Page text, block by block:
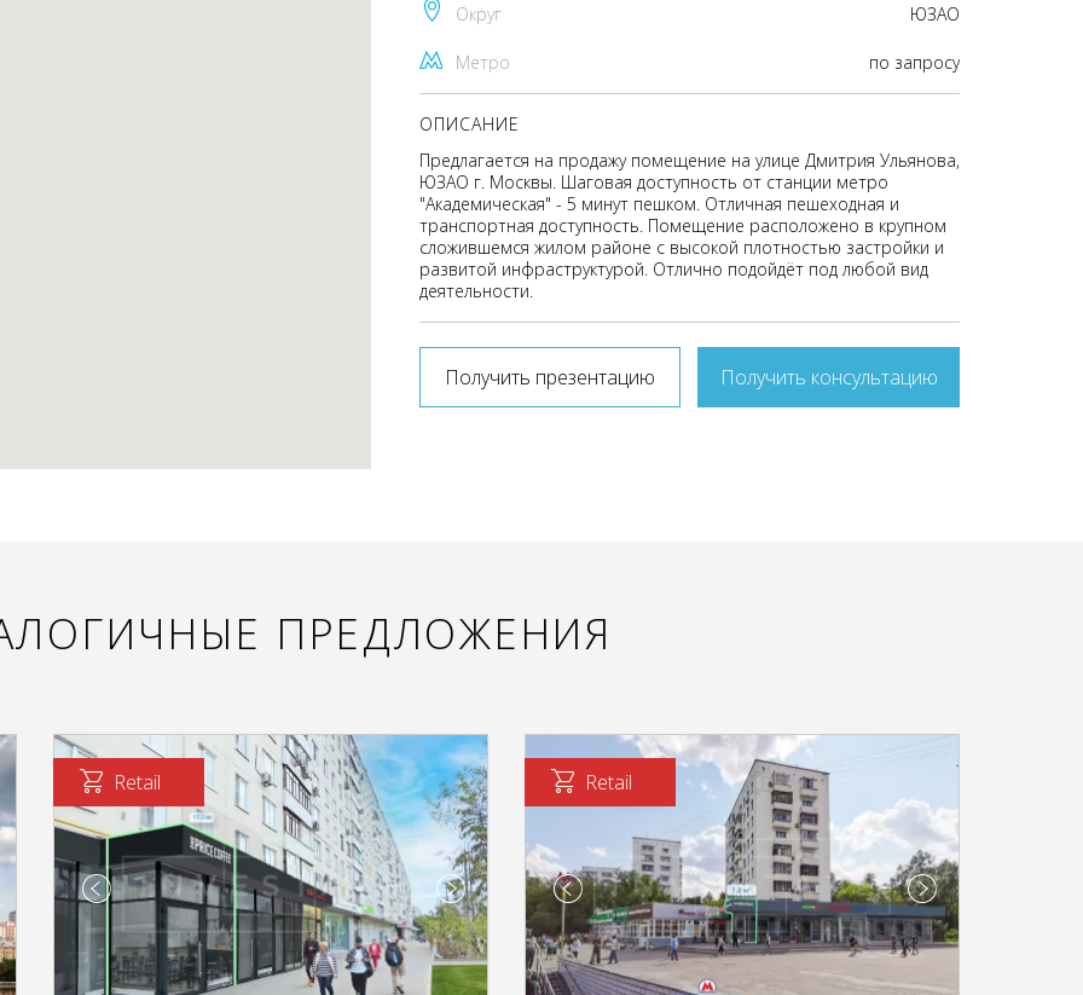
Округ ЮЗАО
Метро по запросу
ОПИСАНИЕ
Предлагается на продажу помещение на улице Дмитрия Ульянова,
ЮЗАО г. Москвы. Шаговая доступность от станции метро
"Академическая" - 5 минут пешком. Отличная пешеходная и
транспортная доступность. Помещение расположено в крупном
сложившемся жилом районе с высокой плотностью застройки и
развитой инфраструктурой. Отлично подойдёт под любой вид
деятельности.
Получить презентацию Получить консультацию
ПРЕДЛОЖЕНИЯ
Retail Retail